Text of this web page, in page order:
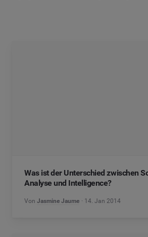
Was ist der Unterschied zwischen
Analyse und Intelligence?
Von Jasmine Jaume 14. Jan 2014